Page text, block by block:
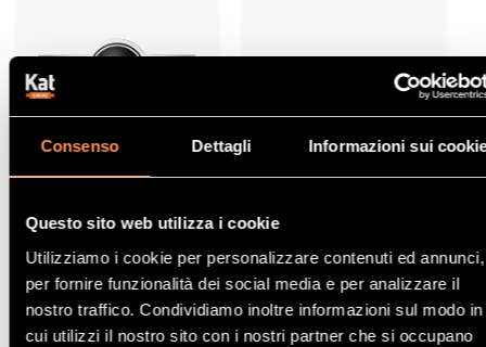
Consenso Dettagli Informazioni sui
Questo sito web utilizza i cookie
Utilizziamo i cookie per personalizzare contenuti ed annunci,
per fornire funzionalità dei social media e per analizzare il
nostro traffico. Condividiamo inoltre informazioni sul modo in
cui utilizzi il nostro sito con i nostri partner che si occupano
Catalizzatori Catalizzatori